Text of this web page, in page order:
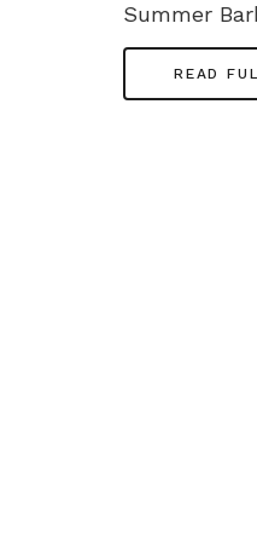
Summer
READ